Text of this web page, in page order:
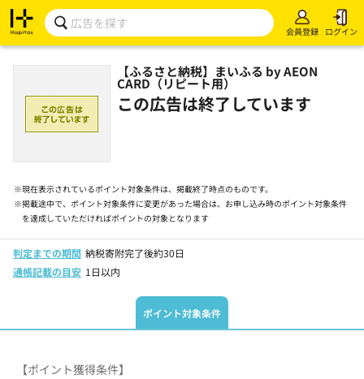
会員登録 ログイン
【ふるさと納税】まいふる by AEON
CARD（リピート用）
この広告は終了しています
※現在表示されているポイント対象条件は、掲載終了時点のものです。
※掲載途中で、ポイント対象条件に変更があった場合は、お申し込み時のポイント対象条件
を達成していただければポイントの対象となります
判定までの期間 納税寄附完了後約30日
通帳記載の目安 1日以内
ポイント対象条件
【ポイント獲得条件】